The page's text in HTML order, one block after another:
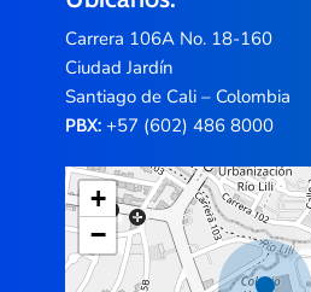
Carrera 106A No. 18-160
Ciudad Jardín
Santiago de Cali – Colombia
PBX:+57 (602) 486 8000
+
−